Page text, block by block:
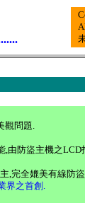
觀問題.
由防盜主機之
,完全媲美有線防
界之首創.